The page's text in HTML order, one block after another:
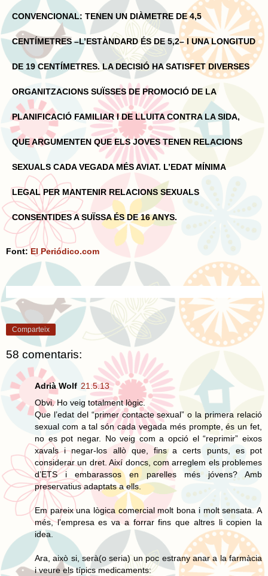
CONVENCIONAL: TENEN UN DIÀMETRE DE 4,5
CENTÍMETRES –L’ESTÀNDARD ÉS DE 5,2– I UNA LONGITUD
DE 19 CENTÍMETRES. LA DECISIÓ HA SATISFET DIVERSES
ORGANITZACIONS SUÏSSES DE PROMOCIÓ DE LA
PLANIFICACIÓ FAMILIAR I DE LLUITA CONTRA LA SIDA,
QUE ARGUMENTEN QUE ELS JOVES TENEN RELACIONS
SEXUALS CADA VEGADA MÉS AVIAT. L’EDAT MÍNIMA
LEGAL PER MANTENIR RELACIONS SEXUALS
CONSENTIDES A SUÏSSA ÉS DE 16 ANYS.
Font:El Periódico.com
Comparteix
58 comentaris:
Adrià Wolf 21.5.13
Obvi. Ho veig totalment lògic.
Que l’edat del “primer contacte sexual” o la primera relació
sexual com a tal són cada vegada més prompte, és un fet,
no es pot negar. No veig com a opció el “reprimir” eixos
xavals i negar-los allò que, fins a certs punts, es pot
considerar un dret. Així doncs, com arreglem els problemes
d’ETS i embarassos en parelles més jóvens? Amb
preservatius adaptats a ells.
Em pareix una lògica comercial molt bona i molt sensata. A
més, l’empresa es va a forrar fins que altres li copien la
idea.
Ara, això si, serà(o seria) un poc estrany anar a la farmàcia
i veure els típics medicaments: